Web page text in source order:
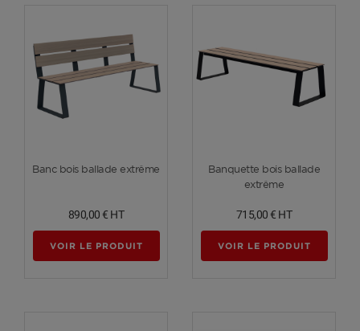
Voir plus
Banc bois ballade extrême
890,00 € HT
VOIR LE PRODUIT
Voir plus
Banquette bois ballade
extrême
715,00 € HT
VOIR LE PRODUIT